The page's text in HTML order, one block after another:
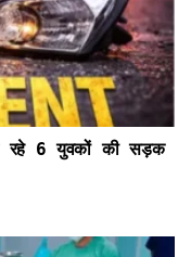
रहे 6 युवकों की सड़क